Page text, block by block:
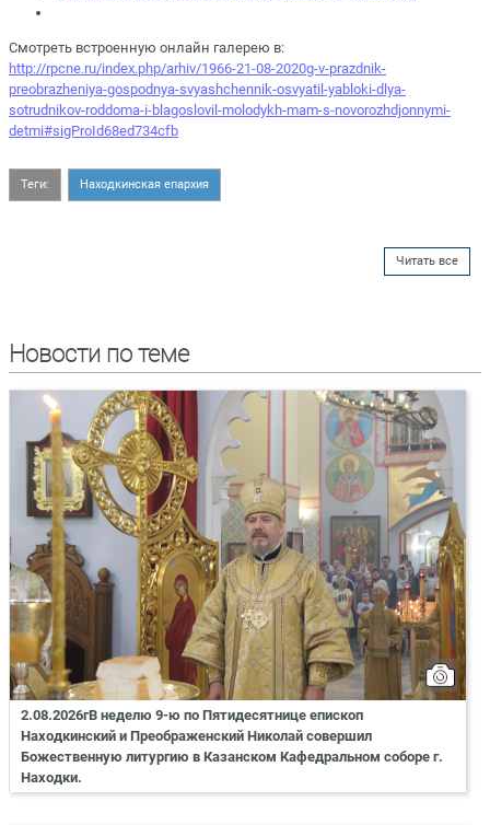
Смотреть встроенную онлайн галерею в:
http://rpcne.ru/index.php/arhiv/1966-21-08-2020g-v-prazdnik-
preobrazheniya-gospodnya-svyashchennik-osvyatil-yabloki-dlya-
sotrudnikov-roddoma-i-blagoslovil-molodykh-mam-s-novorozhdjonnymi-
detmi#sigProId68ed734cfb
Теги: Находкинская епархия
Читать все
Новости по теме
2.08.2026гВ неделю 9-ю по Пятидесятнице епископ
Находкинский и Преображенский Николай совершил
Божественную литургию в Казанском Кафедральном соборе г.
Находки.